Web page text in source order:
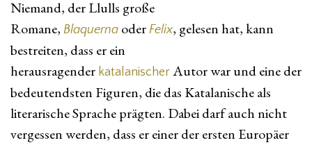
Niemand, der Llulls große
Romane, Blaquerna oder Felix, gelesen hat, kann
bestreiten, dass er ein
herausragender katalanischer Autor war und eine der
bedeutendsten Figuren, die das Katalanische als
literarische Sprache prägten. Dabei darf auch nicht
vergessen werden, dass er einer der ersten Europäer